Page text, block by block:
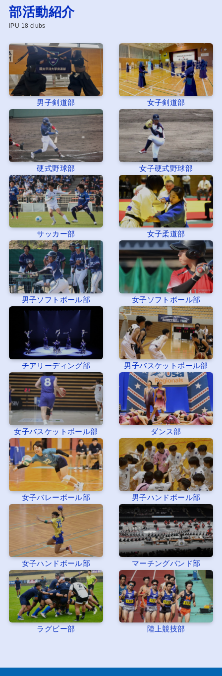
部活動紹介
IPU 18 clubs
男子剣道部 女子剣道部
硬式野球部 女子硬式野球部
サッカー部 女子柔道部
男子ソフトボール部 女子ソフトボール部
チアリーディング部 男子バスケットボール部
女子バスケットボール部 ダンス部
女子バレーボール部 男子ハンドボール部
女子ハンドボール部 マーチングバンド部
ラグビー部 陸上競技部